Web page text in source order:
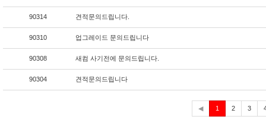
90314 견적문의드립니다.
90310 업그레이드 문의드립니다
90308 새컴 사기전에 문의드립니다.
90304 견적문의드립니다
◀ 1
재
2 3